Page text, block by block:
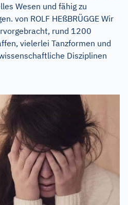
Wesen und fähig zu
von ROLF HEßBRÜGGE Wir
rund 1200
vielerlei Tanzformen und
Disziplinen